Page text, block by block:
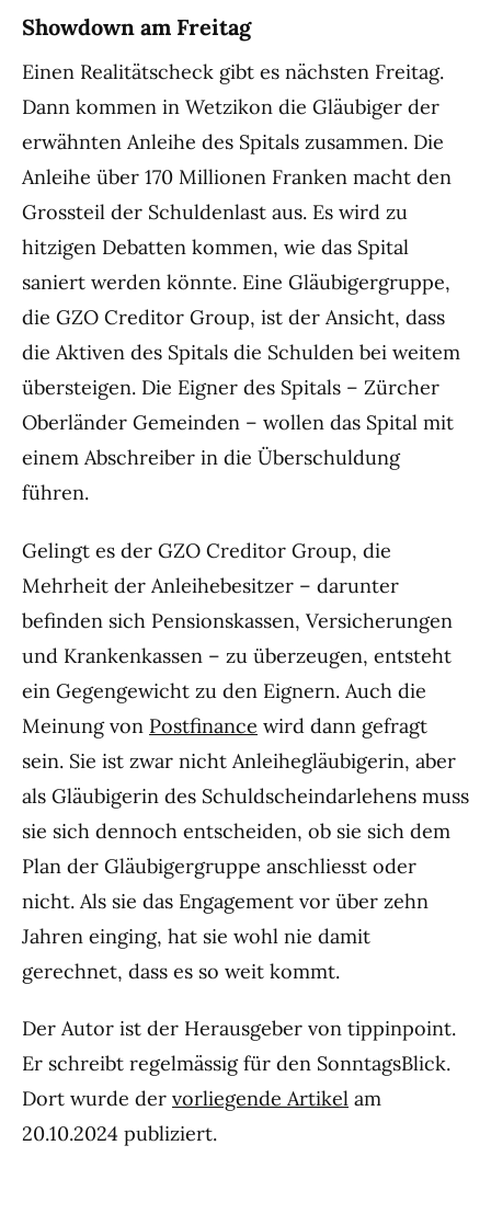
Showdown am Freitag
Einen Realitätscheck gibt es nächsten Freitag.
Dann kommen in Wetzikon die Gläubiger der
erwähnten Anleihe des Spitals zusammen. Die
Anleihe über 170 Millionen Franken macht den
Grossteil der Schuldenlast aus. Es wird zu
hitzigen Debatten kommen, wie das Spital
saniert werden könnte. Eine Gläubigergruppe,
die GZO Creditor Group, ist der Ansicht, dass
die Aktiven des Spitals die Schulden bei weitem
übersteigen. Die Eigner des Spitals – Zürcher
Oberländer Gemeinden – wollen das Spital mit
einem Abschreiber in die Überschuldung
führen.
Gelingt es der GZO Creditor Group, die
Mehrheit der Anleihebesitzer – darunter
befinden sich Pensionskassen, Versicherungen
und Krankenkassen – zu überzeugen, entsteht
ein Gegengewicht zu den Eignern. Auch die
Meinung von Postfinance wird dann gefragt
sein. Sie ist zwar nicht Anleihegläubigerin, aber
als Gläubigerin des Schuldscheindarlehens muss
sie sich dennoch entscheiden, ob sie sich dem
Plan der Gläubigergruppe anschliesst oder
nicht. Als sie das Engagement vor über zehn
Jahren einging, hat sie wohl nie damit
gerechnet, dass es so weit kommt.
Der Autor ist der Herausgeber von tippinpoint.
Er schreibt regelmässig für den SonntagsBlick.
Dort wurde der vorliegende Artikel am
20.10.2024 publiziert.